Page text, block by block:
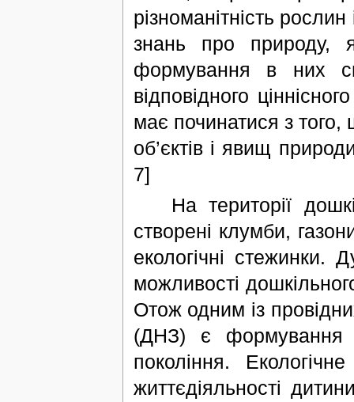
різноманітність
знань про природу,
формування в них
відповідного
має починатися з того,
об’єктів і явищ
7]
На території
створені клумби,
екологічні стежинки.
можливості
Отож одним із
(ДНЗ) є формування
покоління.
життєдіяльності